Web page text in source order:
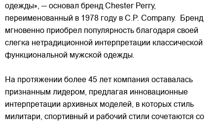
одежды», — основал бренд Chester Perry,
переименованный в 1978 году в C.P. Company. Бренд
мгновенно приобрел популярность благодаря своей
слегка нетрадиционной интерпретации классической
функциональной мужской одежды.
На протяжении более 45 лет компания оставалась
признанным лидером, предлагая инновационные
интерпретации архивных моделей, в которых стиль
милитари, спортивный и рабочий стили сочетаются со